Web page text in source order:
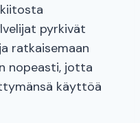
pyrkivät
ratkaisemaan
nopeasti, jotta
käyttöä